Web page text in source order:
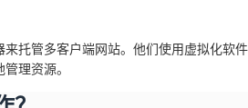
托管多客户端网站。他们使用虚拟化软件
理资源。